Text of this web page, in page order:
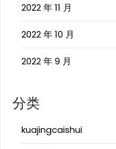
2022 年 11 月
2022 年 10 月
2022 年 9 月
分类
kuajingcaishui